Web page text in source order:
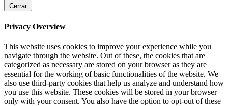
Cerrar
Privacy Overview
This website uses cookies to improve your experience while you
navigate through the website. Out of these, the cookies that are
categorized as necessary are stored on your browser as they are
essential for the working of basic functionalities of the website. We
also use third-party cookies that help us analyze and understand how
you use this website. These cookies will be stored in your browser
only with your consent. You also have the option to opt-out of these